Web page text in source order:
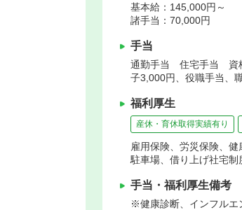
基本給：145,000円～
諸手当：70,000円
手当
通勤手当 住宅手当 資
子3,000円、役職手当、
福利厚生
産休・育休取得実績有り
雇用保険、労災保険、
駐車場、借り上げ社宅制
手当・福利厚生備考
※健康診断、インフルエ